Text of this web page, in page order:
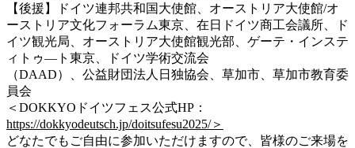
【後援】ドイツ連邦共和国大使館、オーストリア大使館/オ
ーストリア文化フォーラム東京、在日ドイツ商工会議所、ド
イツ観光局、オーストリア大使館観光部、ゲーテ・インステ
ィトゥ―ト東京、ドイツ学術交流会
（DAAD）、公益財団法人日独協会、草加市、草加市教育委
員会
＜DOKKYOドイツフェス公式HP：
https://dokkyodeutsch.jp/doitsufesu2025/＞
どなたでもご自由に参加いただけますので、皆様のご来場を